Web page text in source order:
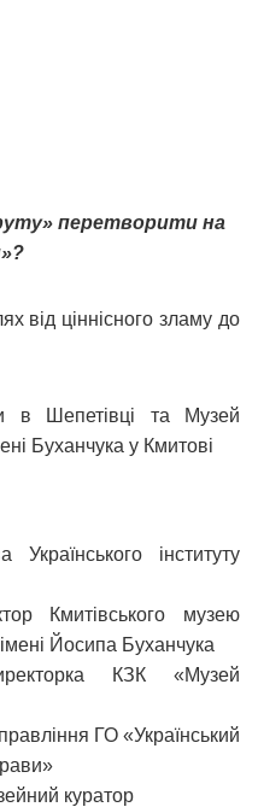
перетворити на
від ціннісного зламу до
в Шепетівці та Музей
Буханчука у Кмитові
Українського інституту
Кмитівського музею
Йосипа Буханчука
КЗК «Музей
ГО «Український
куратор